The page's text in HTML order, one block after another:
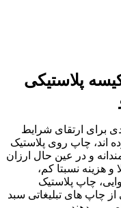
پلاستیکی
برای ارتقای شرایط
اند، چاپ روی پلاستیک
و در عین حال ارزان
و هزینه نسبتا کم،
چاپ پلاستیک
چاپ های تبلیغاتی سبد